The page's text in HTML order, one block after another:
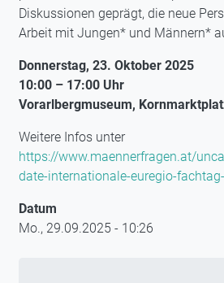
Diskussionen geprägt, die neue
Arbeit mit Jungen* und Männern*
Donnerstag, 23. Oktober 2025
10:00 – 17:00 Uhr
Vorarlbergmuseum,
Weitere Infos unter
https://www.maennerfragen.at/
date-internationale-euregio-
Datum
Mo., 29.09.2025 - 10:26